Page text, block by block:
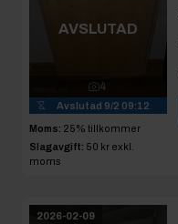
AVSLUTAD
4
Avslutad 9/2 09:12
Moms: 25% tillkommer
Slagavgift: 50 kr exkl.
moms
2026-02-09